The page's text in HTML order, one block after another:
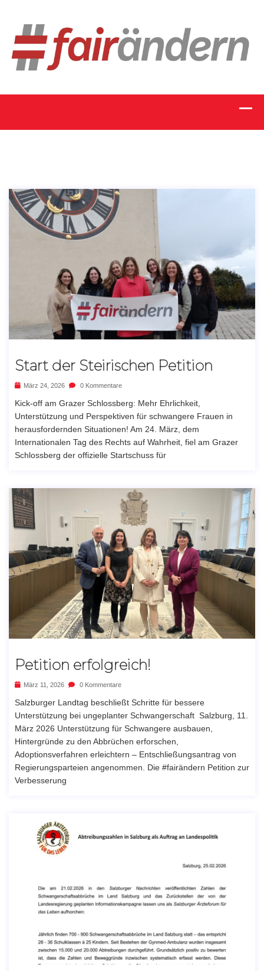
Start der Steirischen Petition
März 24, 2026 0 Kommentare
Kick-off am Grazer Schlossberg: Mehr Ehrlichkeit,
Unterstützung und Perspektiven für schwangere Frauen in
herausfordernden Situationen! Am 24. März, dem
Internationalen Tag des Rechts auf Wahrheit, fiel am Grazer
Schlossberg der offizielle Startschuss für
Petition erfolgreich!
März 11, 2026 0 Kommentare
Salzburger Landtag beschließt Schritte für bessere
Unterstützung bei ungeplanter Schwangerschaft Salzburg, 11.
März 2026 Unterstützung für Schwangere ausbauen,
Hintergründe zu den Abbrüchen erforschen,
Adoptionsverfahren erleichtern – Entschließungsantrag von
Regierungsparteien angenommen. Die #fairändern Petition zur
Verbesserung